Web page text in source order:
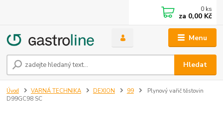
Menu
Hledat
0 ks
za 0,00 Kč
Úvod VARNÁ TECHNIKA DEXION 99
Plynový vařič těstovin
D99GC98 SC